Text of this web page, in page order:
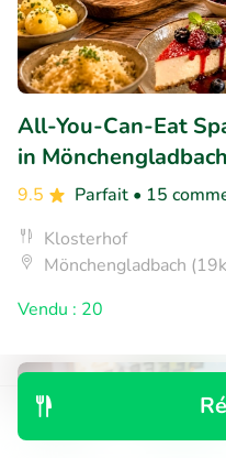
All-You-Can-Eat
in Mönchengladbach
9.5 Parfait • 15
Klosterhof
Mönchengladbach
Vendu : 20